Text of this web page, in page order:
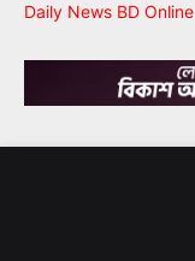
Daily News BD Online